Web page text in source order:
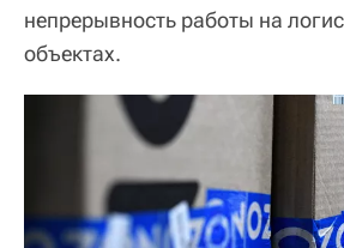
непрерывность работы на
объектах.